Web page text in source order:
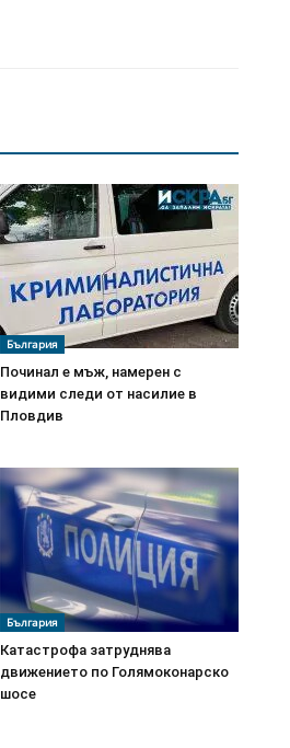
България
Починал е мъж, намерен с
видими следи от насилие в
Пловдив
България
Катастрофа затруднява
движението по Голямоконарско
шосе